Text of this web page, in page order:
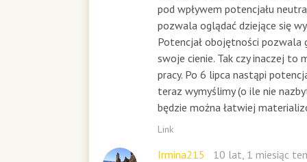
pod wpływem potencjału
pozwala oglądać dziejące się
Potencjał obojętności pozwala
swoje cienie. Tak czy inaczej to
pracy. Po 6 lipca nastąpi
teraz wymyślimy (o ile nie
będzie można łatwiej
Link
Irmina215
10 lat, 1 miesiąc